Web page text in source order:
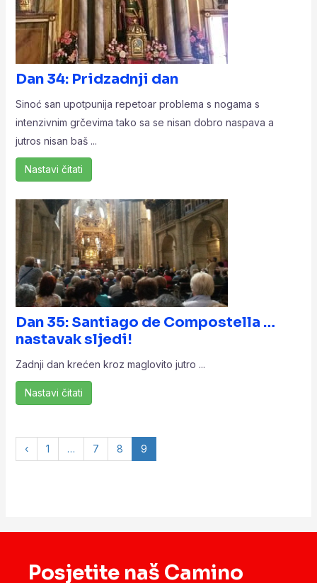
Dan 34: Pridzadnji dan
Sinoć san upotpunija repetoar problema s nogama s
intenzivnim grčevima tako sa se nisan dobro naspava a
jutros nisan baš ...
Nastavi čitati
Dan 35: Santiago de Compostella …
nastavak sljedi!
Zadnji dan krećen kroz maglovito jutro ...
Nastavi čitati
‹ 1 … 7 8 9
Posjetite naš Camino